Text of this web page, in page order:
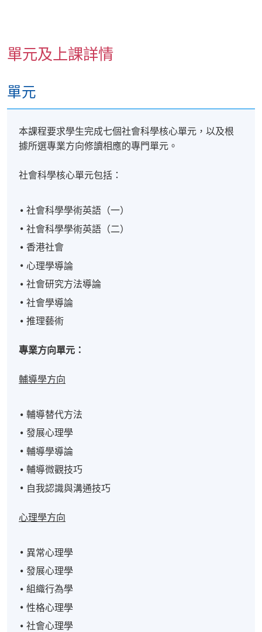
修畢課程者將通過香港大學專業進修學院，在香港大
學體系內獲頒「應用社會科學高等文憑（輔導）」或
報名代碼 2445-CS058A
現時接受報名
單元及上課詳情
單元
本課程要求學生完成七個社會科學核心單元，以及根
據所選專業方向修讀相應的專門單元。
社會科學核心單元包括：
社會科學學術英語（一）
社會科學學術英語（二）
香港社會
心理學導論
社會研究方法導論
社會學導論
推理藝術
專業方向單元：
輔導學方向
輔導替代方法
發展心理學
輔導學導論
輔導微觀技巧
自我認識與溝通技巧
心理學方向
異常心理學
發展心理學
組織行為學
性格心理學
社會心理學